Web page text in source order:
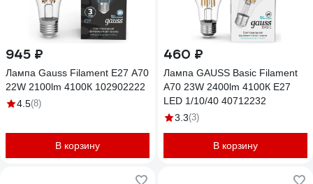
945 ₽
Лампа Gauss Filament Е27 А70
22W 2100lm 4100К 102902222
4.5(8)
В корзину
460 ₽
Лампа GAUSS Basic Filament
А70 23W 2400lm 4100К Е27
LED 1/10/40 40712232
3.3(3)
В корзину